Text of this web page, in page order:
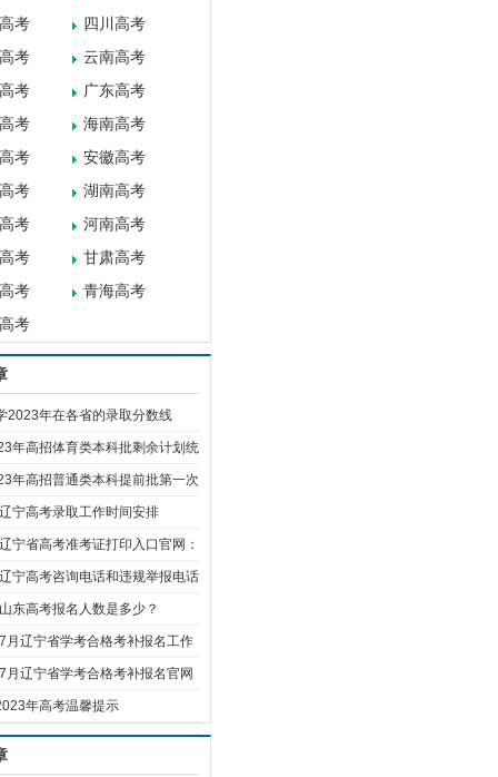
考
四川高考
考
云南高考
考
广东高考
考
海南高考
考
安徽高考
考
湖南高考
考
河南高考
考
甘肃高考
考
青海高考
考
2023年在各省的录取分数线
年高招体育类本科批剩余计划统
年高招普通类本科提前批第一次
宁高考录取工作时间安排
宁省高考准考证打印入口官网：
宁高考咨询电话和违规举报电话
东高考报名人数是多少？
月辽宁省学考合格考补报名工作
月辽宁省学考合格考补报名官网
年高考温馨提示